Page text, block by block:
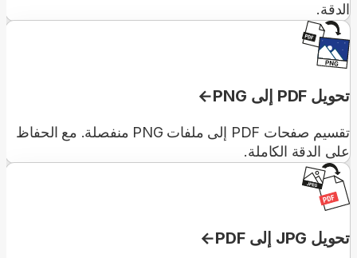
الدقة.
تحويل PDF إلى PNG
تقسيم صفحات PDF إلى ملفات PNG منفصلة. مع الحفاظ
على الدقة الكاملة.
تحويل JPG إلى PDF